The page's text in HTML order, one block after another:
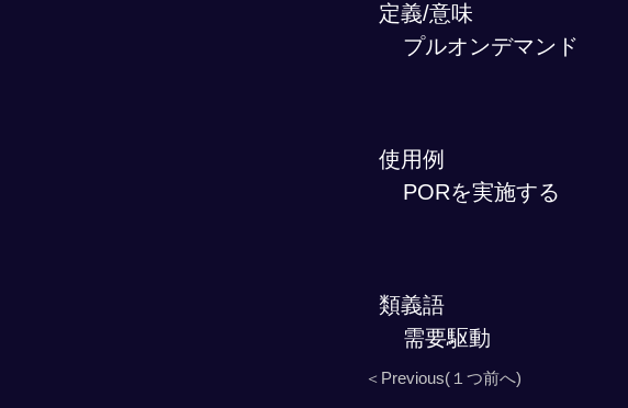
定義/意味
プルオンデマンド
使用例
PORを実施する
類義語
需要駆動
＜Previous(１つ前へ)